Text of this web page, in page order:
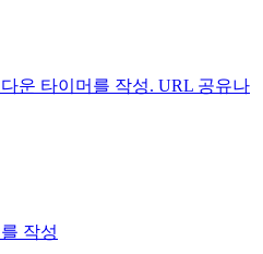
운 타이머를 작성. URL 공유나
작성